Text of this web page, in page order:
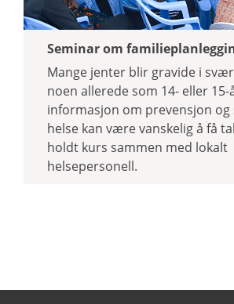
Seminar om
Mange jenter blir gravide i
noen allerede som 14- eller
informasjon om prevensjon og
helse kan være vanskelig å få
holdt kurs sammen med lokalt
helsepersonell.